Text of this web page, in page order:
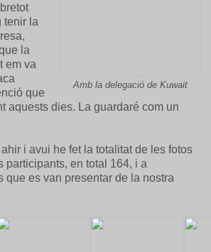
Amb la delegació de Kuwait
tenir la
la
em va
que
aquests dies. La guardaré com un
i avui he fet la totalitat de les fotos
participants, en total 164, i a
que es van presentar de la nostra